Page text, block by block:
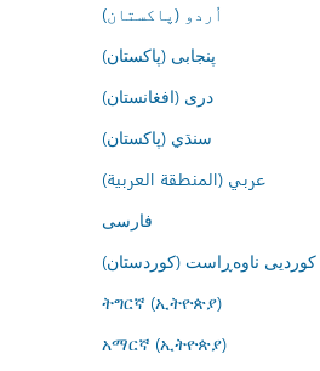
اُردو (پاکستان)
پنجابی (پاکستان)
درى (افغانستان)
سنڌي (پاکستان)
عربي (المنطقة العربية)
فارسى
کوردیی ناوەڕاست (کوردستان)
ትግርኛ (ኢትዮጵያ)
አማርኛ (ኢትዮጵያ)